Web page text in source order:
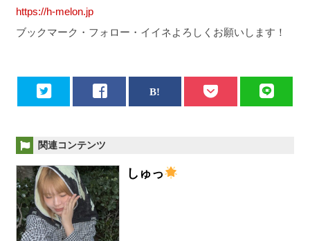
https://h-melon.jp
ブックマーク・フォロー・イイネよろしくお願いします！
関連コンテンツ
しゅっ